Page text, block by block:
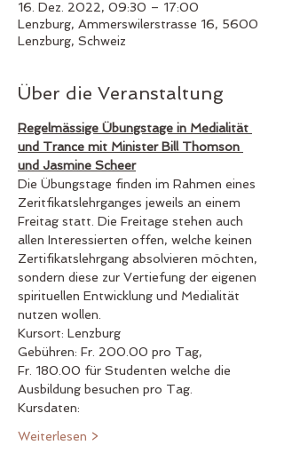
16. Dez. 2022, 09:30 – 17:00
Lenzburg, Ammerswilerstrasse 16, 5600
Lenzburg, Schweiz
Über die Veranstaltung
Regelmässige Übungstage in Medialität
und Trance mit Minister Bill Thomson
und Jasmine Scheer
Die Übungstage finden im Rahmen eines
Zeritfikatslehrganges jeweils an einem
Freitag statt. Die Freitage stehen auch
allen Interessierten offen, welche keinen
Zertifikatslehrgang absolvieren möchten,
sondern diese zur Vertiefung der eigenen
spirituellen Entwicklung und Medialität
nutzen wollen.
Kursort: Lenzburg
Gebühren: Fr. 200.00 pro Tag,
Fr. 180.00 für Studenten welche die
Ausbildung besuchen pro Tag.
Kursdaten:
Weiterlesen >